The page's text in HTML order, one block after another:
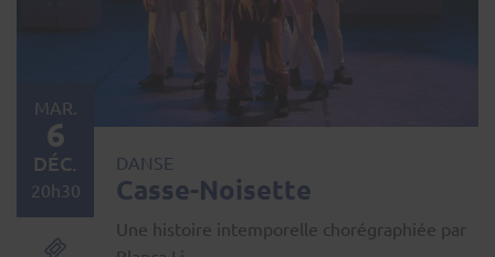
DANSE
Casse-Noisette
Une histoire intemporelle chorégraphiée par
MAR.
6
DÉC.
20h30